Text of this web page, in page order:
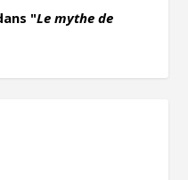
"Le mythe de